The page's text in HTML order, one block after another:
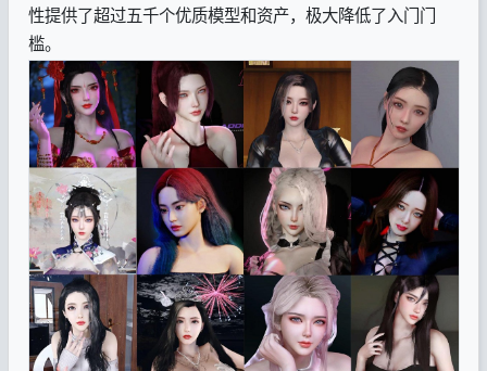
性提供了超过五千个优质模型和资产，极大降低了入门门
槛。